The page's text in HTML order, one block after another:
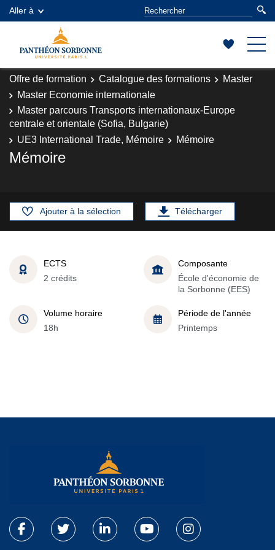
Aller à
Offre de formation Catalogue des formations
Master
Master Economie internationale
Master parcours Transports internationaux-Europe
centrale et orientale (Sofia, Bulgarie)
UE3 International Trade, Mémoire
Mémoire
Mémoire
Ajouter à la sélection Télécharger
ECTS
2 crédits
Composante
École d'économie de
la Sorbonne (EES)
Volume horaire
18h
Période de l'année
Printemps